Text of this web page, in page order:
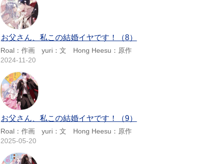
お父さん、私この結婚イヤです！（8）
Roal：作画 yuri：文 Hong Heesu：原作
2024-11-20
お父さん、私この結婚イヤです！（9）
Roal：作画 yuri：文 Hong Heesu：原作
2025-05-20